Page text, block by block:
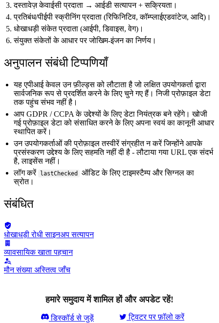
दस्तावेज़ केवाईसी प्रदाता → आईडी सत्यापन + सक्रियता।
प्रतिबंध/पीईपी स्क्रीनिंग प्रदाता (रिफिनिटिव, कॉम्प्लाईएडवांटेज, आदि)।
धोखाधड़ी संकेत प्रदाता (आईपी, डिवाइस, वेग)।
संयुक्त संकेतों के आधार पर जोखिम-इंजन का निर्णय।
अनुपालन संबंधी टिप्पणियाँ
यह एपीआई केवल उन फ़ील्ड्स को लौटाता है जो लक्षित उपयोगकर्ता द्वारा
सार्वजनिक रूप से प्रदर्शित करने के लिए चुने गए हैं। निजी प्रोफ़ाइल डेटा
तक पहुंच संभव नहीं है।
आप GDPR / CCPA के उद्देश्यों के लिए डेटा नियंत्रक बने रहेंगे। खोजी
गई प्रोफ़ाइल डेटा को संसाधित करने के लिए अपना स्वयं का कानूनी आधार
स्थापित करें।
उन उपयोगकर्ताओं की प्रोफ़ाइल तस्वीरें संग्रहीत न करें जिन्होंने आपके
प्रसंस्करण उद्देश्य के लिए सहमति नहीं दी है - लौटाया गया URL एक संदर्भ
है, लाइसेंस नहीं।
लॉग करें lastChecked
ऑडिट के लिए टाइमस्टैम्प और सिग्नल का
स्रोत।
संबंधित
धोखाधड़ी रोधी साइनअप सत्यापन
व्यावसायिक खाता पहचान
मौन संख्या अस्तित्व जाँच
हमारे समुदाय में शामिल हों और अपडेट रहें!
डिस्कॉर्ड से जुड़ें ट्विटर पर फ़ॉलो करें